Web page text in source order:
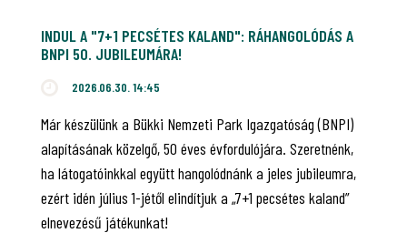
INDUL A "7+1 PECSÉTES KALAND": RÁHANGOLÓDÁS A
BNPI 50. JUBILEUMÁRA!
2026.06.30. 14:45
Már készülünk a Bükki Nemzeti Park Igazgatóság (BNPI)
alapításának közelgő, 50 éves évfordulójára. Szeretnénk,
ha látogatóinkkal együtt hangolódnánk a jeles jubileumra,
ezért idén július 1-jétől elindítjuk a „7+1 pecsétes kaland”
elnevezésű játékunkat!